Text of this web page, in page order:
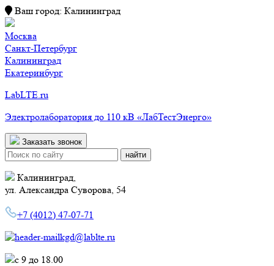
Ваш город: Калининград
Москва
Санкт-Петербург
Калининград
Екатеринбург
LabLTE.ru
Электролаборатория до 110 кВ «ЛабТестЭнерго»
Заказать звонок
Поиск:
Калининград,
ул. Александра Суворова, 54
+7 (4012) 47-07-71
kgd@lablte.ru
c 9 до 18.00